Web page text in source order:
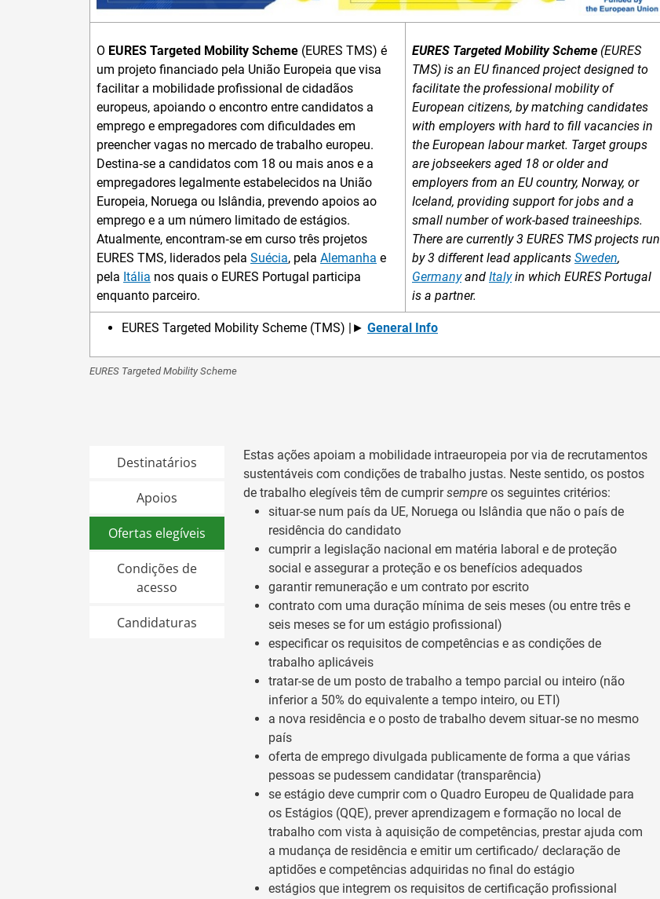
EURES Targeted Mobility Scheme
O EURES Targeted Mobility Scheme (EURES TMS) é
um projeto financiado pela União Europeia que visa
facilitar a mobilidade profissional de cidadãos
europeus, apoiando o encontro entre candidatos a
emprego e empregadores com dificuldades em
preencher vagas no mercado de trabalho europeu.
Destina‑se a candidatos com 18 ou mais anos e a
empregadores legalmente estabelecidos na União
Europeia, Noruega ou Islândia, prevendo apoios ao
emprego e a um número limitado de estágios.
Atualmente, encontram‑se em curso três projetos
EURES TMS, liderados pela Suécia, pela Alemanha e
pela Itália nos quais o EURES Portugal participa
enquanto parceiro.
EURES Targeted Mobility Scheme (EURES
TMS) is an EU financed project designed to
facilitate the professional mobility of
European citizens, by matching candidates
with employers with hard to fill vacancies in
the European labour market. Target groups
are jobseekers aged 18 or older and
employers from an EU country, Norway, or
Iceland, providing support for jobs and a
small number of work-based traineeships.
There are currently 3 EURES TMS projects run
by 3 different lead applicants Sweden,
Germanyand Italyin which EURES Portugal
is a partner.
EURES Targeted Mobility Scheme (TMS) |► General Info
Destinatários
Apoios
Ofertas elegíveis
Condições de
acesso
Candidaturas
Estas ações apoiam a mobilidade intraeuropeia por via de recrutamentos
sustentáveis com condições de trabalho justas. Neste sentido, os postos
de trabalho elegíveis têm de cumprirsempre os seguintes critérios:
situar-se num país da UE, Noruega ou Islândia que não o país de
residência do candidato
cumprir a legislação nacional em matéria laboral e de proteção
social e assegurar a proteção e os benefícios adequados
garantir remuneração e um contrato por escrito
contrato com uma duração mínima de seis meses (ou entre três e
seis meses se for um estágio profissional)
especificar os requisitos de competências e as condições de
trabalho aplicáveis
tratar-se de um posto de trabalho a tempo parcial ou inteiro (não
inferior a 50% do equivalente a tempo inteiro, ou ETI)
a nova residência e o posto de trabalho devem situar‑se no mesmo
país
oferta de emprego divulgada publicamente de forma a que várias
pessoas se pudessem candidatar (transparência)
se estágio deve cumprir com o Quadro Europeu de Qualidade para
os Estágios (QQE), prever aprendizagem e formação no local de
trabalho com vista à aquisição de competências, prestar ajuda com
a mudança de residência e emitir um certificado/ declaração de
aptidões e competências adquiridas no final do estágio
estágios que integrem os requisitos de certificação profissional